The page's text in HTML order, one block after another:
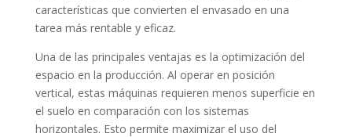
características que convierten el envasado en una
tarea más rentable y eficaz.
Una de las principales ventajas es la optimización del
espacio en la producción. Al operar en posición
vertical, estas máquinas requieren menos superficie en
el suelo en comparación con los sistemas
horizontales. Esto permite maximizar el uso del